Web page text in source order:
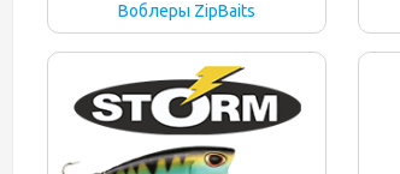
Воблеры ZipBaits